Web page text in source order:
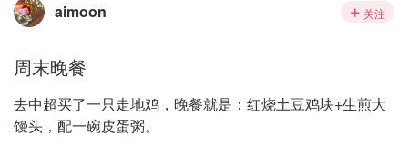
aimoon 关注
周末晚餐
去中超买了一只走地鸡，晚餐就是：红烧土豆鸡块+生煎大
馒头，配一碗皮蛋粥。